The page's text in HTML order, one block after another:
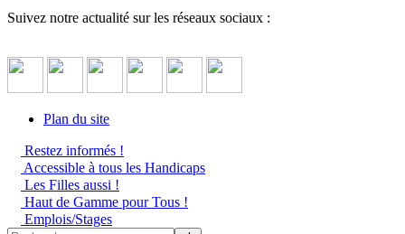
Suivez notre actualité sur les réseaux sociaux :
Plan du site
Restez informés !
Accessible à tous les Handicaps
Les Filles aussi !
Haut de Gamme pour Tous !
Emplois/Stages